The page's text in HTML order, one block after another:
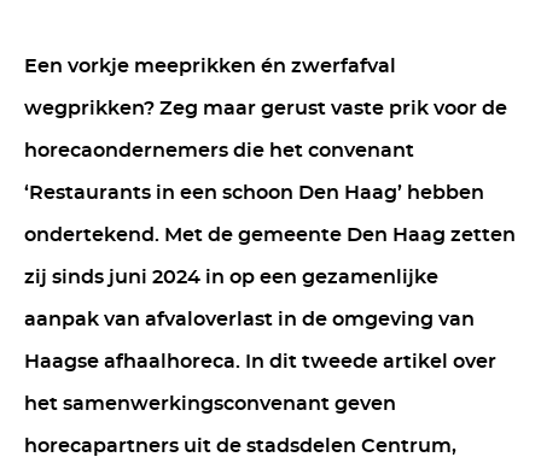
Een vorkje meeprikken én zwerfafval
wegprikken? Zeg maar gerust vaste prik voor de
horecaondernemers die het convenant
‘Restaurants in een schoon Den Haag’ hebben
ondertekend. Met de gemeente Den Haag zetten
zij sinds juni 2024 in op een gezamenlijke
aanpak van afvaloverlast in de omgeving van
Haagse afhaalhoreca. In dit tweede artikel over
het samenwerkingsconvenant geven
horecapartners uit de stadsdelen Centrum,